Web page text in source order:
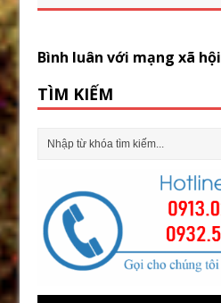
Bình luân với mạng xã hội
TÌM KIẾM